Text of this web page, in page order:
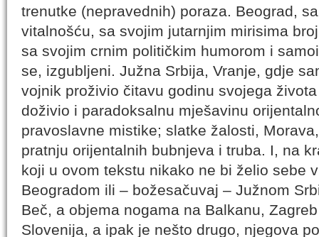
trenutke (nepravednih) poraza. Beograd,
vitalnošću, sa svojim jutarnjim mirisima
sa svojim crnim političkim humorom i
se, izgubljeni. Južna Srbija, Vranje, gdje
vojnik proživio čitavu godinu svojega
doživio i paradoksalnu mješavinu
pravoslavne mistike; slatke žalosti,
pratnju orijentalnih bubnjeva i truba. I, na
koji u ovom tekstu nikako ne bi želio sebe
Beogradom ili – božesačuvaj – Južnom
Beč, a objema nogama na Balkanu,
Slovenija, a ipak je nešto drugo, njegova